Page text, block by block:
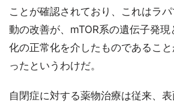
ことが確認されており、これはラ
動の改善が、mTOR系の遺伝子発
化の正常化を介したものであるこ
ったというわけだ。
自閉症に対する薬物治療は従来、